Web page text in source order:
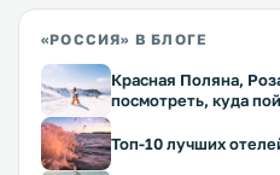
«РОССИЯ» В БЛОГЕ
Красная Поляна,
посмотреть, куда
Топ-10 лучших